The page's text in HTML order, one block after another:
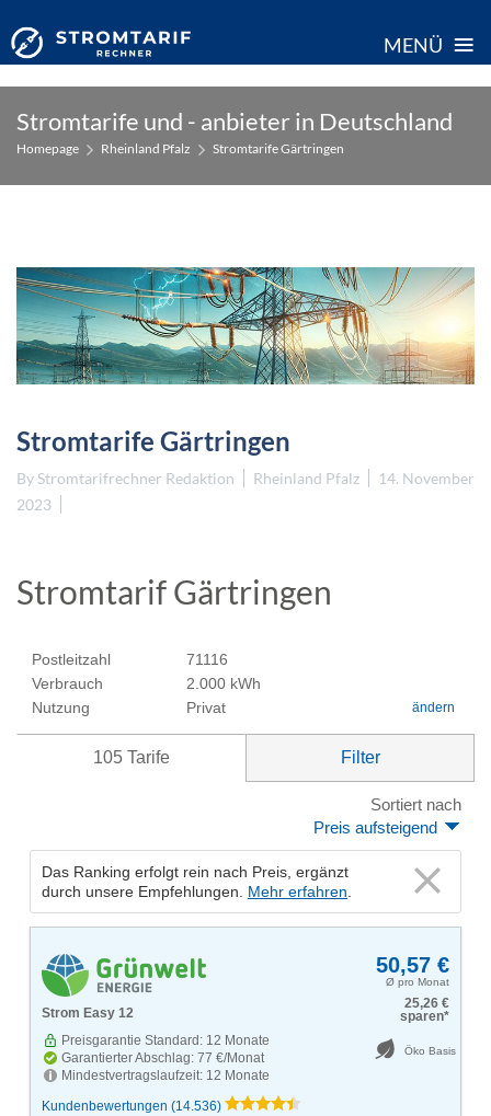
MENÜ ≡
content
Stromtarife und - anbieter in Deutschland
Homepage Rheinland Pfalz Stromtarife Gärtringen
Stromtarife Gärtringen
By Stromtarifrechner Redaktion Rheinland Pfalz
14. November
2023
Stromtarif Gärtringen